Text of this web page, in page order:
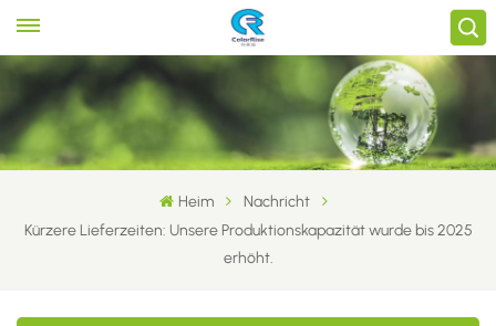
Heim
Nachricht
Kürzere Lieferzeiten: Unsere Produktionskapazität wurde bis 2025
erhöht.